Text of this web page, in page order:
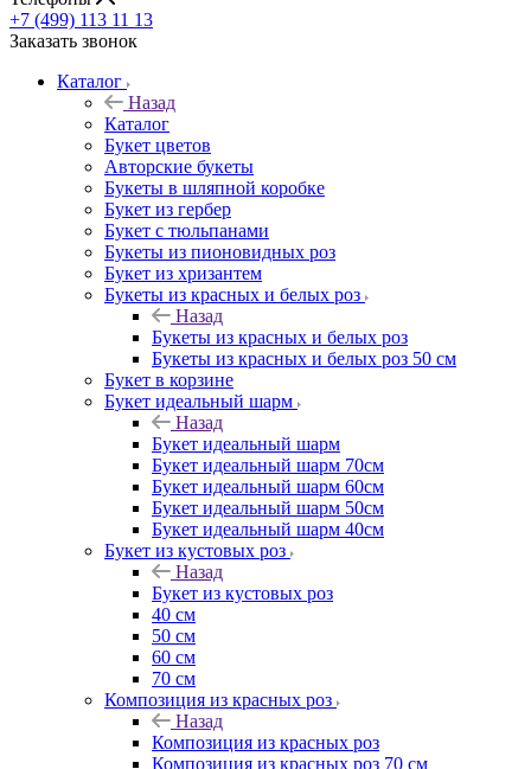
+7 (499) 113 11 13
Заказать звонок
Каталог
Назад
Каталог
Букет цветов
Авторские букеты
Букеты в шляпной коробке
Букет из гербер
Букет с тюльпанами
Букеты из пионовидных роз
Букет из хризантем
Букеты из красных и белых роз
Назад
Букеты из красных и белых роз
Букеты из красных и белых роз 50 см
Букет в корзине
Букет идеальный шарм
Назад
Букет идеальный шарм
Букет идеальный шарм 70см
Букет идеальный шарм 60см
Букет идеальный шарм 50см
Букет идеальный шарм 40см
Букет из кустовых роз
Назад
Букет из кустовых роз
40 см
50 см
60 см
70 см
Композиция из красных роз
Назад
Композиция из красных роз
Композиция из красных роз 70 см